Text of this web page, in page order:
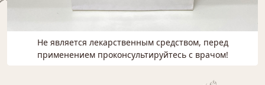
Не является лекарственным средством, перед
применением проконсультируйтесь с врачом!